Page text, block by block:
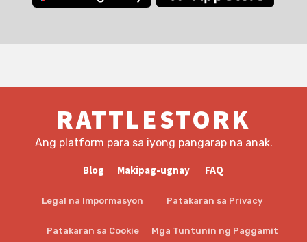
RATTLESTORK
Ang platform para sa iyong pangarap na anak.
Blog Makipag-ugnay FAQ
Legal na Impormasyon Patakaran sa Privacy
Patakaran sa Cookie Mga Tuntunin ng Paggamit